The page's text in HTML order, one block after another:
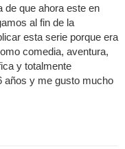
de que ahora este en
al fin de la
esta serie porque era
comedia, aventura,
y totalmente
años y me gusto mucho